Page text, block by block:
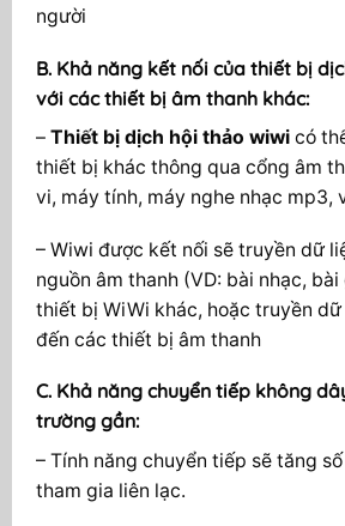
người
B. Khả năng kết nối của thiết bị
với các thiết bị âm thanh khác:
– Thiết bị dịch hội thảo wiwicó
thiết bị khác thông qua cổng âm
vi, máy tính, máy nghe nhạc mp3,
– Wiwi được kết nối sẽ truyền dữ
nguồn âm thanh (VD: bài nhạc,
thiết bị WiWi khác, hoặc truyền
đến các thiết bị âm thanh
C. Khả năng chuyển tiếp không
trường gần:
– Tính năng chuyển tiếp sẽ tăng
tham gia liên lạc.